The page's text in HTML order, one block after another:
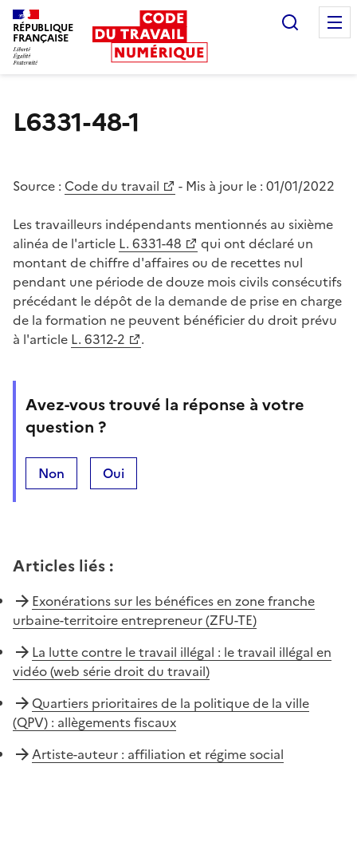
RÉPUBLIQUE
FRANÇAISE
L6331-48-1
Source : Code du travail - Mis à jour le : 01/01/2022
Les travailleurs indépendants mentionnés au sixième
alinéa de l'article L. 6331-48
qui ont déclaré un
montant de chiffre d'affaires ou de recettes nul
pendant une période de douze mois civils consécutifs
précédant le dépôt de la demande de prise en charge
de la formation ne peuvent bénéficier du droit prévu
à l'article L. 6312-2 .
Avez-vous trouvé la réponse à votre
question ?
Non Oui
Articles liés :
Exonérations sur les bénéfices en zone franche
urbaine-territoire entrepreneur (ZFU-TE)
La lutte contre le travail illégal : le travail illégal en
vidéo (web série droit du travail)
Quartiers prioritaires de la politique de la ville
(QPV) : allègements fiscaux
Artiste-auteur : affiliation et régime social